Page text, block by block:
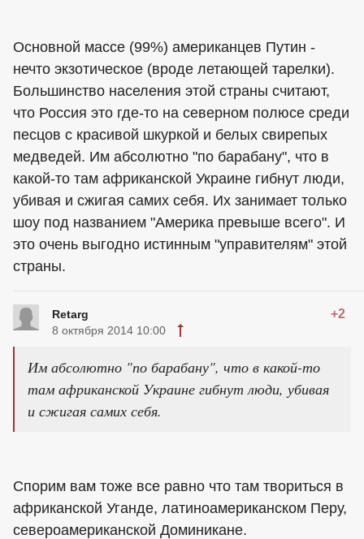
Основной массе (99%) американцев Путин -
нечто экзотическое (вроде летающей тарелки).
Большинство населения этой страны считают,
что Россия это где-то на северном полюсе среди
песцов с красивой шкуркой и белых свирепых
медведей. Им абсолютно "по барабану", что в
какой-то там африканской Украине гибнут люди,
убивая и сжигая самих себя. Их занимает только
шоу под названием "Америка превыше всего". И
это очень выгодно истинным "управителям" этой
страны.
Retarg +2
8 октября 2014 10:00
Им абсолютно "по барабану", что в какой-то
там африканской Украине гибнут люди, убивая
и сжигая самих себя.
Спорим вам тоже все равно что там твориться в
африканской Уганде, латиноамериканском Перу,
североамериканской Доминикане.